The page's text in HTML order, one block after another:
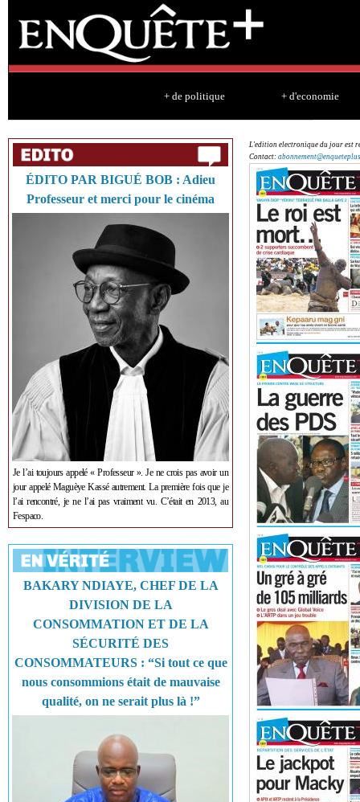
+ de politique + d'economie
ÉDITO PAR BIGUÉ BOB : Adieu
Professeur et merci pour le cinéma
Je l’ai toujours appelé « Professeur ». Je ne crois pas avoir un
jour appelé Maguèye Kassé autrement. La première fois que je
l’ai rencontré, je ne l’ai pas vraiment vu. C’était en 2013, au
Fespaco.
BAKARY NDIAYE, CHEF DE LA
DIVISION DE LA
CONSOMMATION ET DE LA
SÉCURITÉ DES
CONSOMMATEURS : “Si tout ce que
nous consommions était de mauvaise
qualité, on ne serait plus là !”
L'edition electronique du jour est
Contact: